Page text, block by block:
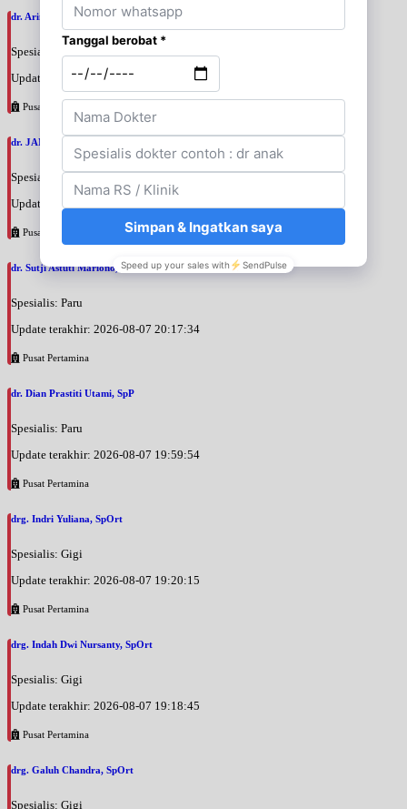
dr. Arini Purwono, SpP
Spesialis: Paru
Update terakhir: 2026-08-07 20:25:58
Pusat Pertamina
dr. JANUAR HABIBI, SpP
Spesialis: Paru
Update terakhir: 2026-08-07 20:23:50
Pusat Pertamina
dr. Sutji Astuti Mariono, SpP
Spesialis: Paru
Update terakhir: 2026-08-07 20:17:34
Pusat Pertamina
dr. Dian Prastiti Utami, SpP
Spesialis: Paru
Update terakhir: 2026-08-07 19:59:54
Pusat Pertamina
drg. Indri Yuliana, SpOrt
Spesialis: Gigi
Update terakhir: 2026-08-07 19:20:15
Pusat Pertamina
drg. Indah Dwi Nursanty, SpOrt
Spesialis: Gigi
Update terakhir: 2026-08-07 19:18:45
Pusat Pertamina
drg. Galuh Chandra, SpOrt
Spesialis: Gigi